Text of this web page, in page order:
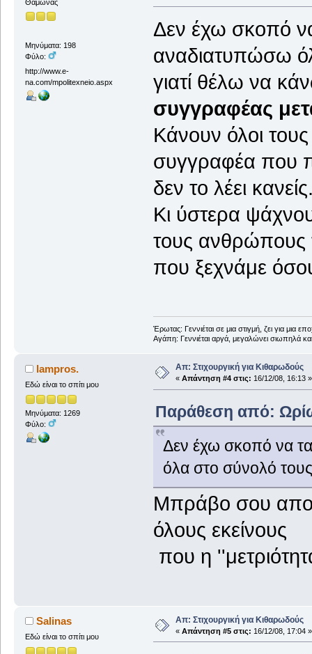
Θαμώνας
Μηνύματα: 198
Φύλο:
http://www.e-
na.com/mpolitexneio.aspx
Δεν έχω σκοπό
αναδιατυπώσω
γιατί θέλω να
συγγραφέας
Κάνουν όλοι
συγγραφέα που
δεν το λέει
Κι ύστερα
τους ανθρώπους
που ξεχνάμε
Έρωτας: Γεννιέται σε μια στιγμή, ζει για μια
Αγάπη: Γεννιέται αργά, μεγαλώνει σιωπηλά
lampros.
Εδώ είναι το σπίτι μου
Μηνύματα: 1269
Φύλο:
Απ: Στιχουργική για Κιθαρωδούς
« Απάντηση #4 στις: 16/12/08, 16:13 »
Παράθεση από:
Δεν έχω σκοπό να
όλα στο σύνολό
Μπράβο σου απο
όλους εκείνους
που η
Salinas
Εδώ είναι το σπίτι μου
Απ: Στιχουργική για Κιθαρωδούς
« Απάντηση #5 στις: 16/12/08, 17:04 »